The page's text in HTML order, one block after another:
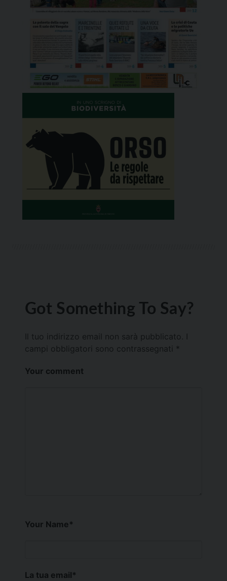
Got Something To Say?
Il tuo indirizzo email non sarà pubblicato.
campi obbligatori sono contrassegnati *
Your comment
Your Name*
La tua email*